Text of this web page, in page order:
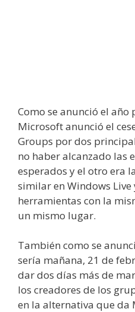
Como se anunció el año
Microsoft anunció el
Groups por dos
no haber alcanzado las
esperados y el otro era
similar en Windows
herramientas con la
un mismo lugar.
También como se
sería mañana, 21 de
dar dos días más de
los creadores de los
en la alternativa que da